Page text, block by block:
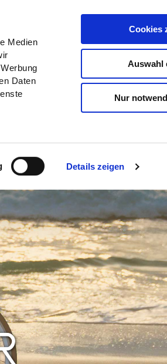
Medien
Daten
Details zeigen
Cookies
Auswahl
Nur
Grünes